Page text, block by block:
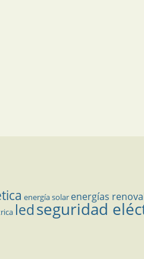
energía solar energías
ledseguridad